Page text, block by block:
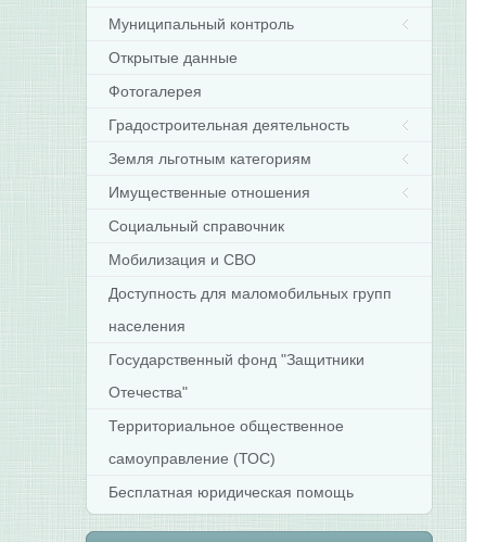
Муниципальный контроль
Открытые данные
Фотогалерея
Градостроительная деятельность
Земля льготным категориям
Имущественные отношения
Социальный справочник
Мобилизация и СВО
Доступность для маломобильных групп
населения
Государственный фонд "Защитники
Отечества"
Территориальное общественное
самоуправление (ТОС)
Бесплатная юридическая помощь